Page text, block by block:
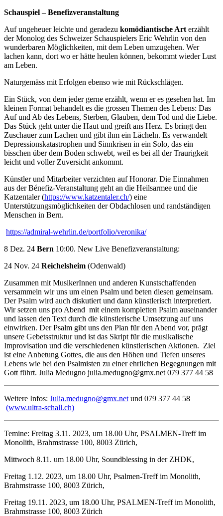
Schauspiel – Benefizveranstaltung
Auf ungeheuer leichte und geradezu komödiantische Art erzählt
der Monolog des Schweizer Schauspielers Eric Wehrlin von den
wunderbaren Möglichkeiten, mit dem Leben umzugehen. Wer
lachen kann, dort wo er hätte heulen können, bekommt wieder Lust
am Leben.
Naturgemäss mit Erfolgen ebenso wie mit Rückschlägen.
Ein Stück, von dem jeder gerne erzählt, wenn er es gesehen hat. Im
kleinen Format behandelt es die grossen Themen des Lebens: Das
Auf und Ab des Lebens, Sterben, Glauben, dem Tod und die Liebe.
Das Stück geht unter die Haut und greift ans Herz. Es bringt den
Zuschauer zum Lachen und gibt ihm ein Lächeln. Es verwandelt
Depressionskatastrophen und Sinnkrisen in ein Solo, das ein
bisschen über dem Boden schwebt, weil es bei all der Traurigkeit
leicht und voller Zuversicht ankommt.
Künstler und Mitarbeiter verzichten auf Honorar. Die Einnahmen
aus der Bénefiz-Veranstaltung geht an die Heilsarmee und die
Katzentaler (https://www.katzentaler.ch/) eine
Unterstützungsmöglichkeiten der Obdachlosen und randständigen
Menschen in Bern.
https://admiral-wehrlin.de/portfolio/veronika/
8 Dez. 24 Bern 10:00. New Live Benefizveranstaltung:
24 Nov. 24 Reichelsheim (Odenwald)
Zusammen mit MusikerInnen und anderen Kunstschaffenden
versammeln wir uns um einen Psalm und beten diesen gemeinsam.
Der Psalm wird auch diskutiert und dann künstlerisch interpretiert.
Wir setzen uns pro Abend mit einem kompletten Psalm auseinander
und lassen den Text durch die künstlerische Umsetzung auf uns
einwirken. Der Psalm gibt uns den Plan für den Abend vor, prägt
unsere Gebetsstruktur und ist das Skript für die musikalische
Improvisation und die verschiedenen künstlerischen Aktionen. Ziel
ist eine Anbetung Gottes, die aus den Höhen und Tiefen unseres
Lebens wie bei den Psalmisten zu einer ehrlichen Begegnungen mit
Gott führt. Julia Medugno julia.medugno@gmx.net 079 377 44 58
Weitere Infos: Julia.medugno@gmx.net und 079 377 44 58
(www.ultra-schall.ch)
Temine: Freitag 3.11. 2023, um 18.00 Uhr, PSALMEN-Treff im
Monolith, Brahmstrasse 100, 8003 Zürich,
Mittwoch 8.11. um 18.00 Uhr, Soundblessing in der ZHDK,
Freitag 1.12. 2023, um 18.00 Uhr, Psalmen-Treff im Monolith,
Brahmstrasse 100, 8003 Zürich,
Freitag 19.11. 2023, um 18.00 Uhr, PSALMEN-Treff im Monolith,
Brahmstrasse 100, 8003 Zürich